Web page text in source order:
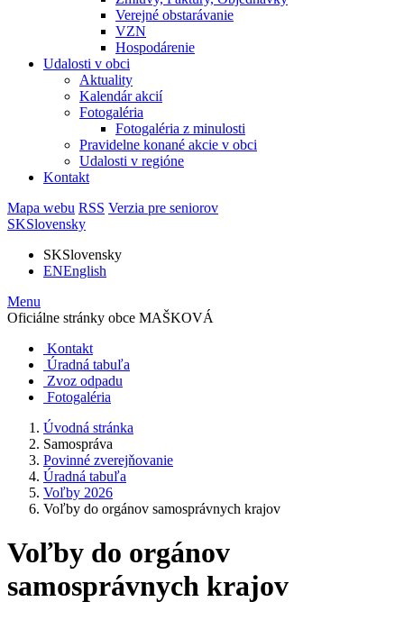
Verejné obstarávanie
VZN
Hospodárenie
Udalosti v obci
Aktuality
Kalendár akcií
Fotogaléria
Fotogaléria z minulosti
Pravidelne konané akcie v obci
Udalosti v regióne
Kontakt
Mapa webu RSS Verzia pre seniorov
SKSlovensky
SKSlovensky
ENEnglish
Menu
Oficiálne stránky obce MAŠKOVÁ
Kontakt
Úradná tabuľa
Zvoz odpadu
Fotogaléria
Úvodná stránka
Samospráva
Povinné zverejňovanie
Úradná tabuľa
Voľby 2026
Voľby do orgánov samosprávnych krajov
Voľby do orgánov
samosprávnych krajov